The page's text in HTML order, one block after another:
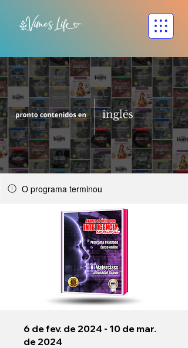
O programa terminou
6 de fev. de 2024 - 10 de mar.
de 2024